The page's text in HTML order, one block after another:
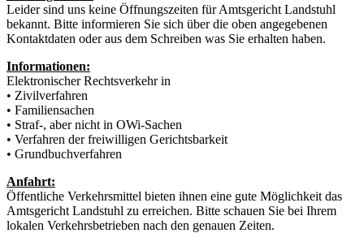
Leider sind uns keine Öffnungszeiten für Amtsgericht Landstuhl
bekannt. Bitte informieren Sie sich über die oben angegebenen
Kontaktdaten oder aus dem Schreiben was Sie erhalten haben.
Informationen:
Elektronischer Rechtsverkehr in
• Zivilverfahren
• Familiensachen
• Straf-, aber nicht in OWi-Sachen
• Verfahren der freiwilligen Gerichtsbarkeit
• Grundbuchverfahren
Anfahrt:
Öffentliche Verkehrsmittel bieten ihnen eine gute Möglichkeit das
Amtsgericht Landstuhl zu erreichen. Bitte schauen Sie bei Ihrem
lokalen Verkehrsbetrieben nach den genauen Zeiten.